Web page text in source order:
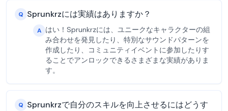
Q Sprunkrzには実績はありますか？
A はい！Sprunkrzには、ユニークなキャラクターの組
み合わせを発見したり、特別なサウンドパターンを
作成したり、コミュニティイベントに参加したりす
ることでアンロックできるさまざまな実績がありま
す。
Q Sprunkrzで自分のスキルを向上させるにはどうす